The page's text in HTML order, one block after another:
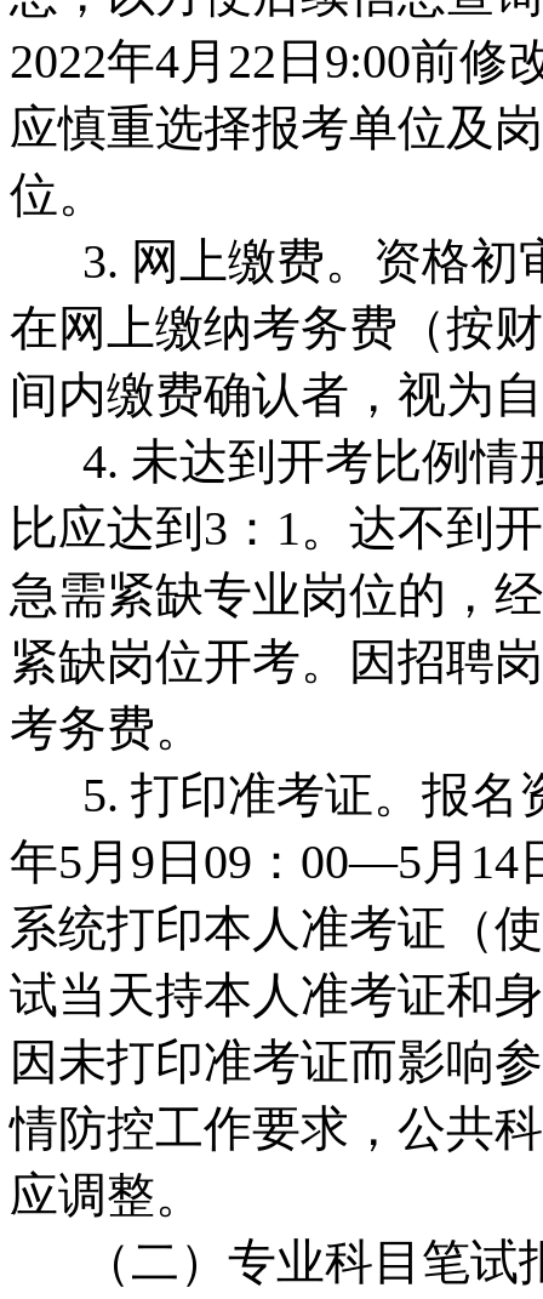
2022年4月22日9:00前
应慎重选择报考单位及
位。
3. 网上缴费。资格初
在网上缴纳考务费（按
间内缴费确认者，视为
4. 未达到开考比例情
比应达到3：1。达不到
急需紧缺专业岗位的，
紧缺岗位开考。因招聘
考务费。
5. 打印准考证。报名
年5月9日09：00—5月14
系统打印本人准考证（
试当天持本人准考证和
因未打印准考证而影响
情防控工作要求，公共
应调整。
（二）专业科目笔试